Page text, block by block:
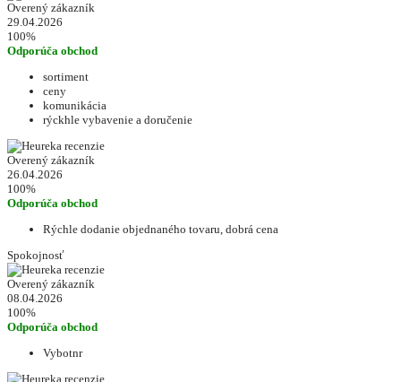
Overený zákazník
29.04.2026
100%
Odporúča obchod
sortiment
ceny
komunikácia
rýckhle vybavenie a doručenie
Overený zákazník
26.04.2026
100%
Odporúča obchod
Rýchle dodanie objednaného tovaru, dobrá cena
Spokojnosť
Overený zákazník
08.04.2026
100%
Odporúča obchod
Vybotnr